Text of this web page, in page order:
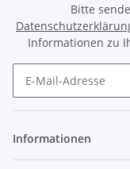
Bitte
Informationen zu
Informationen